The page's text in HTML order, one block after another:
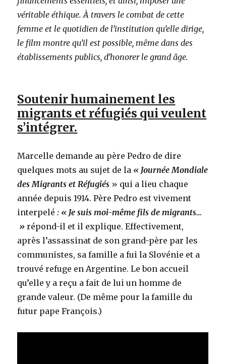
véritable éthique. À travers le combat de cette
femme et le quotidien de l’institution qu’elle dirige,
le film montre qu’il est possible, même dans des
établissements publics, d’honorer le grand âge.
Soutenir humainement les
migrants et réfugiés qui veulent
s’intégrer.
Marcelle demande au père Pedro de dire
quelques mots au sujet de la « Journée Mondiale
des Migrants et Réfugiés » qui a lieu chaque
année depuis 1914. Père Pedro est vivement
interpelé: « Je suis moi-même fils de migrants…
» répond-il et il explique. Effectivement,
après l’assassinat de son grand-père par les
communistes, sa famille a fui la Slovénie et a
trouvé refuge en Argentine. Le bon accueil
qu’elle y a reçu a fait de lui un homme de
grande valeur. (De même pour la famille du
futur pape François.)